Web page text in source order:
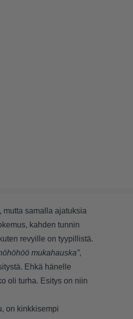
mutta samalla ajatuksia
kahden tunnin
revyille on tyypillistä.
mukahauska”,
Ehkä hänelle
oli turha. Esitys on niin
on kinkkisempi